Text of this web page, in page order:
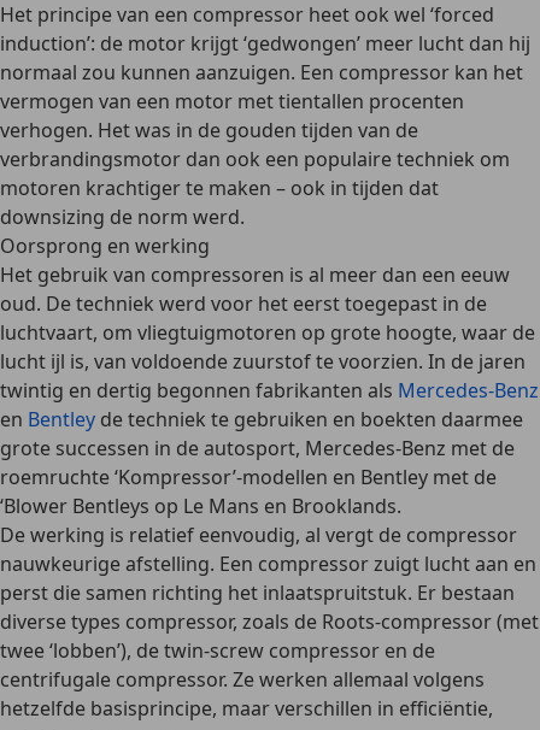
Het principe van een compressor heet ook wel ‘forced
induction’: de motor krijgt ‘gedwongen’ meer lucht dan hij
normaal zou kunnen aanzuigen. Een compressor kan het
vermogen van een motor met tientallen procenten
verhogen. Het was in de gouden tijden van de
verbrandingsmotor dan ook een populaire techniek om
motoren krachtiger te maken – ook in tijden dat
downsizing de norm werd.
Oorsprong en werking
Het gebruik van compressoren is al meer dan een eeuw
oud. De techniek werd voor het eerst toegepast in de
luchtvaart, om vliegtuigmotoren op grote hoogte, waar de
lucht ijl is, van voldoende zuurstof te voorzien. In de jaren
twintig en dertig begonnen fabrikanten als Mercedes-Benz
en Bentley de techniek te gebruiken en boekten daarmee
grote successen in de autosport, Mercedes-Benz met de
roemruchte ‘Kompressor’-modellen en Bentley met de
‘Blower Bentleys op Le Mans en Brooklands.
De werking is relatief eenvoudig, al vergt de compressor
nauwkeurige afstelling. Een compressorzuigt lucht aan en
perst die samen richting het inlaatspruitstuk. Er bestaan
diverse types compressor, zoals de Roots-compressor(met
twee ‘lobben’), detwin-screw compressor en de
centrifugale compressor. Ze werken allemaal volgens
hetzelfde basisprincipe, maar verschillen in efficiëntie,